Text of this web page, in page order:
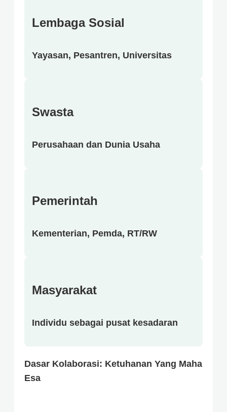
Lembaga Sosial
Yayasan, Pesantren, Universitas
Swasta
Perusahaan dan Dunia Usaha
Pemerintah
Kementerian, Pemda, RT/RW
Masyarakat
Individu sebagai pusat kesadaran
Dasar Kolaborasi: Ketuhanan Yang Maha
Esa